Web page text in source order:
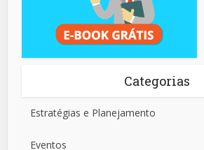
Categorias
Estratégias e Planejamento
Eventos